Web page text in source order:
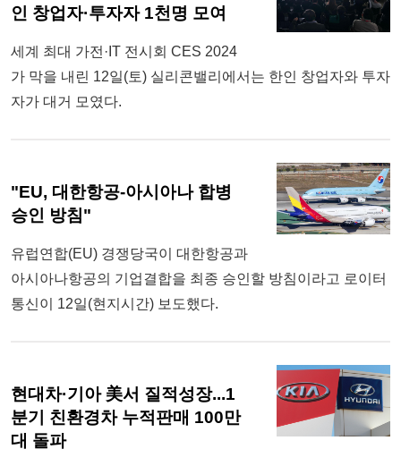
인 창업자·투자자 1천명 모여
세계 최대 가전·IT 전시회 CES 2024
가 막을 내린 12일(토) 실리콘밸리에서는 한인 창업자와 투자
자가 대거 모였다.
"EU, 대한항공-아시아나 합병
승인 방침"
유럽연합(EU) 경쟁당국이 대한항공과
아시아나항공의 기업결합을 최종 승인할 방침이라고 로이터
통신이 12일(현지시간) 보도했다.
현대차·기아 美서 질적성장...1
분기 친환경차 누적판매 100만
대 돌파